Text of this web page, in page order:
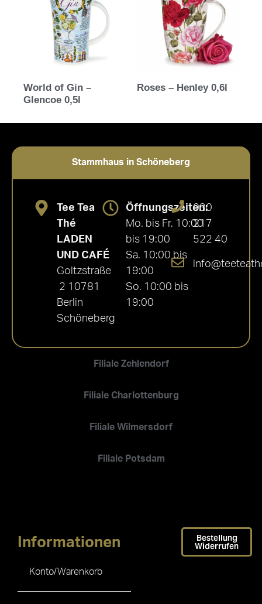
World of Gin –
Glencoe 0,5l
Roses – Henley 0,6l
Stammhaus in Schöneberg
Filiale Zehlendorf
Filiale Charlottenburg
Filiale Wilmersdorf
Filiale Potsdam
Tee Tea
Thé
LADEN
UND CAFÉ
Goltzstraße
2 10781
Berlin
Schöneberg
Öffnungszeiten:
Mo. bis Fr. 10:00
bis 19:00
Sa. 10:00 bis
19:00
So. 10:00 bis
19:00
030
217
522 40
Informationen
Konto/Warenkorb
Bestellung
Widerrufen